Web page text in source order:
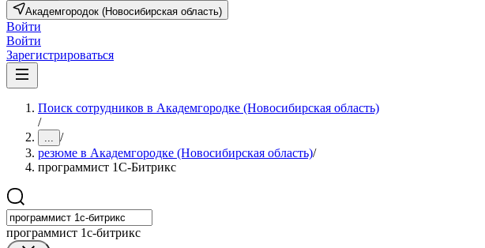
Академгородок (Новосибирская область)
Войти
Войти
Зарегистрироваться
Поиск сотрудников в Академгородке (Новосибирская область)
/
... /
резюме в Академгородке (Новосибирская область)/
программист 1С-Битрикс
программист 1с-битрикс